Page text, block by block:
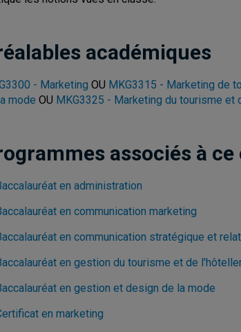
académiques
- Marketing OU MKG3315 - Marketing de
mode OU MKG3325 - Marketing du tourisme et
associés à
en administration
en communication marketing
en communication stratégique et
en gestion du tourisme et de
en gestion et design de la mode
en marketing